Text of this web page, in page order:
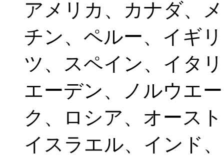
アメリカ、カナダ、
チン、ペルー、イギ
ツ、スペイン、イタ
エーデン、ノルウエ
ク、ロシア、オース
イスラエル、インド